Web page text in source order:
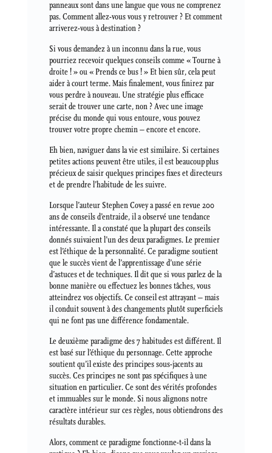
panneaux sont dans une langue que vous ne comprenez
pas. Comment allez-vous vous y retrouver ? Et comment
arriverez-vous à destination ?
Si vous demandez à un inconnu dans la rue, vous
pourriez recevoir quelques conseils comme « Tourne à
droite ! » ou « Prends ce bus ! » Et bien sûr, cela peut
aider à court terme. Mais finalement, vous finirez par
vous perdre à nouveau. Une stratégie plus efficace
serait de trouver une carte, non ? Avec une image
précise du monde qui vous entoure, vous pouvez
trouver votre propre chemin – encore et encore.
Eh bien, naviguer dans la vie est similaire. Si certaines
petites actions peuvent être utiles, il est beaucoup plus
précieux de saisir quelques principes fixes et directeurs
et de prendre l’habitude de les suivre.
Lorsque l’auteur Stephen Covey a passé en revue 200
ans de conseils d’entraide, il a observé une tendance
intéressante. Il a constaté que la plupart des conseils
donnés suivaient l’un des deux paradigmes. Le premier
est l’éthique de la personnalité. Ce paradigme soutient
que le succès vient de l’apprentissage d’une série
d’astuces et de techniques. Il dit que si vous parlez de la
bonne manière ou effectuez les bonnes tâches, vous
atteindrez vos objectifs. Ce conseil est attrayant – mais
il conduit souvent à des changements plutôt superficiels
qui ne font pas une différence fondamentale.
Le deuxième paradigme des 7 habitudes est différent. Il
est basé sur l’éthique du personnage. Cette approche
soutient qu’il existe des principes sous-jacents au
succès. Ces principes ne sont pas spécifiques à une
situation en particulier. Ce sont des vérités profondes
et immuables sur le monde. Si nous alignons notre
caractère intérieur sur ces règles, nous obtiendrons des
résultats durables.
Alors, comment ce paradigme fonctionne-t-il dans la